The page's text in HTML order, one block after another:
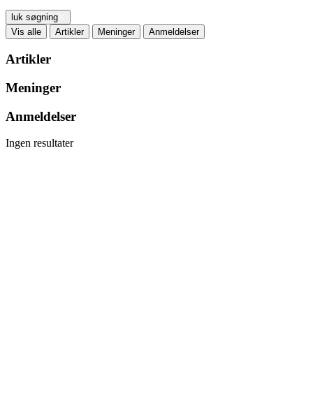
luk søgning
Vis alle
Artikler Meninger Anmeldelser
Artikler
Meninger
Anmeldelser
Ingen resultater